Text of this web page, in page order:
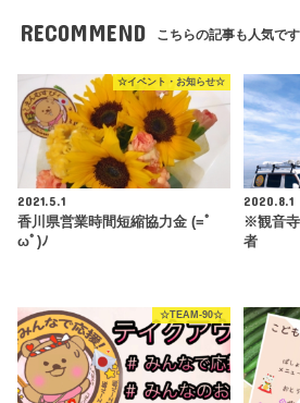
RECOMMEND こちらの記事も人気です
☆イベント・お知らせ☆
2021.5.1
香川県営業時間短縮協力金 (=ﾟ
ωﾟ)ﾉ
2020.8.1
※観音
者
☆TEAM-90☆